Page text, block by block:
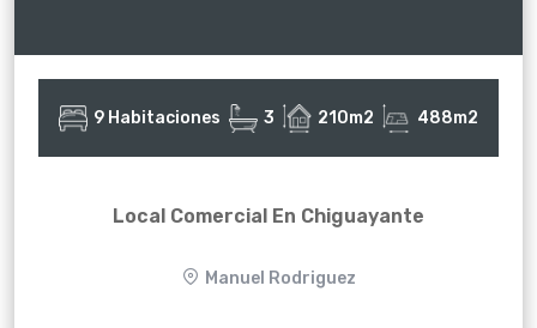
9 Habitaciones 3 210m2 488m2
Local Comercial En Chiguayante
Manuel Rodriguez